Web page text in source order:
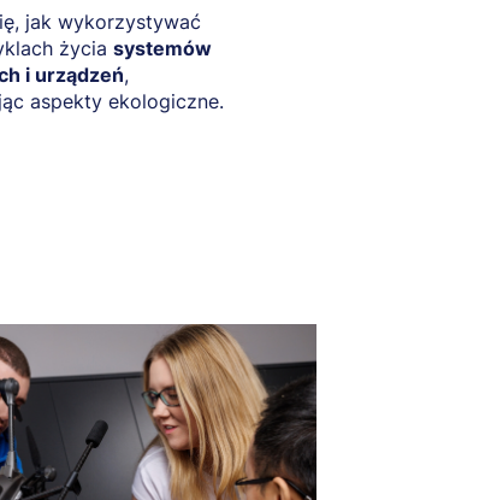
jak wykorzystywać
życia systemów
i urządzeń,
aspekty ekologiczne.